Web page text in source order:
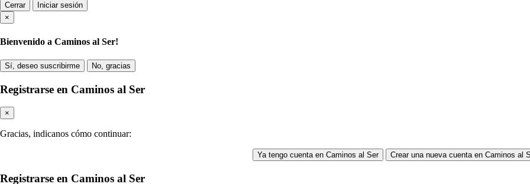
Cerrar
Iniciar sesión
×
Bienvenido a Caminos al Ser!
Sí, deseo suscribirme No, gracias
Registrarse en Caminos al Ser
×
Gracias, indicanos cómo continuar:
Ya tengo cuenta en Caminos al Ser Crear una nueva cuenta en Caminos al
Registrarse en Caminos al Ser